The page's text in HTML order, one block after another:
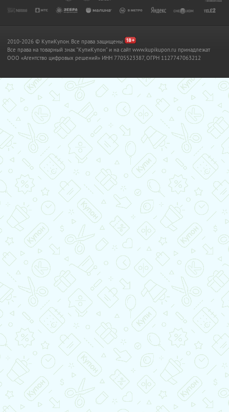
2010-2026 © КупиКупон. Все права защищены.
Все права на товарный знак "КупиКупон" и на сайт www.kupikupon.ru принадлежат
OOO «Агентство цифровых решений» ИНН 7705523387, ОГРН 1127747063212